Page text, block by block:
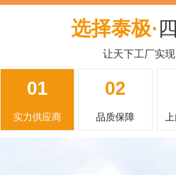
选择泰极·
让天下工厂实
01
实力供应商
02
品质保障